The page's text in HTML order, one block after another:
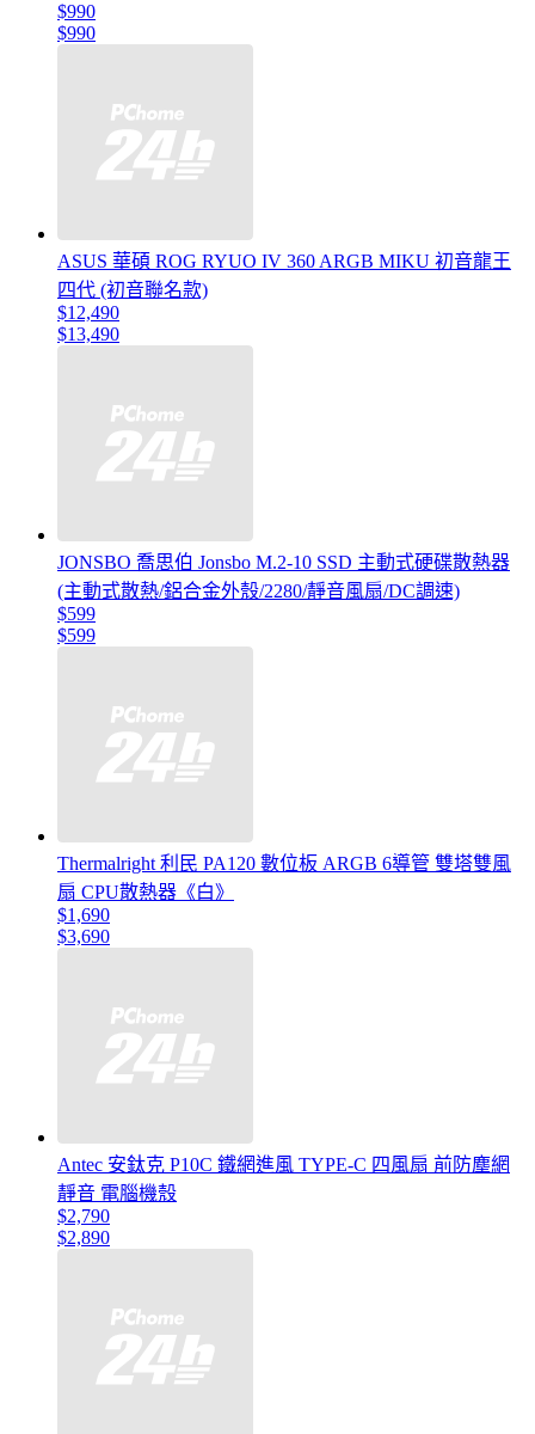
$990
$990
ASUS 華碩 ROG RYUO IV 360 ARGB MIKU 初音龍王
四代 (初音聯名款)
$12,490
$13,490
JONSBO 喬思伯 Jonsbo M.2-10 SSD 主動式硬碟散熱器
(主動式散熱/鋁合金外殼/2280/靜音風扇/DC調速)
$599
$599
Thermalright 利民 PA120 數位板 ARGB 6導管 雙塔雙風
扇 CPU散熱器《白》
$1,690
$3,690
Antec 安鈦克 P10C 鐵網進風 TYPE-C 四風扇 前防塵網
靜音 電腦機殼
$2,790
$2,890